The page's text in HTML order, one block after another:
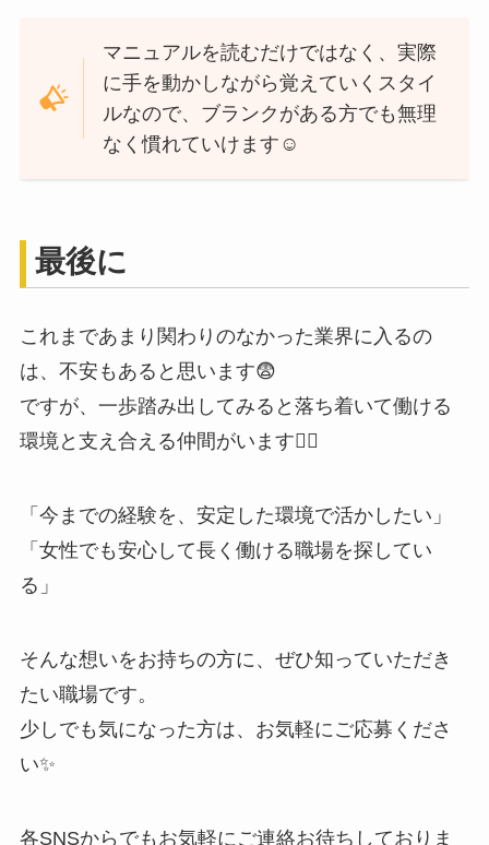
マニュアルを読むだけではなく、実際
に手を動かしながら覚えていくスタイ
ルなので、ブランクがある方でも無理
なく慣れていけます☺️
最後に
これまであまり関わりのなかった業界に入るの
は、不安もあると思います😨
ですが、一歩踏み出してみると落ち着いて働ける
環境と支え合える仲間がいます🙂‍↕️
「今までの経験を、安定した環境で活かしたい」
「女性でも安心して長く働ける職場を探してい
る」
そんな想いをお持ちの方に、ぜひ知っていただき
たい職場です。
少しでも気になった方は、お気軽にご応募くださ
い✨
各SNSからでもお気軽にご連絡お待ちしておりま